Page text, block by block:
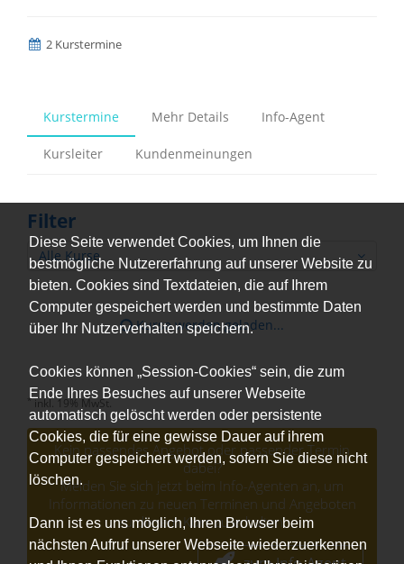
Diese Seite verwendet Cookies, um Ihnen die
bestmögliche Nutzererfahrung auf unserer Website zu
bieten. Cookies sind Textdateien, die auf Ihrem
Computer gespeichert werden und bestimmte Daten
über Ihr Nutzerverhalten speichern.
Cookies können „Session-Cookies“ sein, die zum
Ende Ihres Besuches auf unserer Webseite
automatisch gelöscht werden oder persistente
Cookies, die für eine gewisse Dauer auf ihrem
Computer gespeichert werden, sofern Sie diese nicht
löschen.
Dann ist es uns möglich, Ihren Browser beim
nächsten Aufruf unserer Webseite wiederzuerkennen
2 Kurstermine
Kurstermine Mehr Details Info-Agent
Kursleiter Kundenmeinungen
Filter
Alle Kurse
Kurse werden geladen...
*inkl. 19% MwSt.
Kein passendes Angebot oder passender Termin
dabei?
Melden Sie sich jetzt beim Info-Agenten an, um
Informationen zu neuen Terminen und Angeboten
zu diesem Kurs zu erhalten.